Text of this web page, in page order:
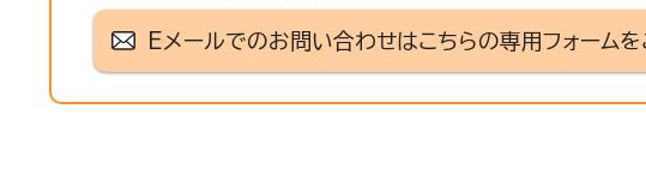
Eメールでのお問い合わせはこちらの専用フォームを